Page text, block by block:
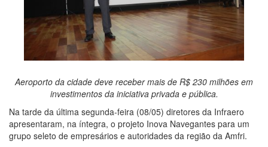
Aeroporto da cidade deve receber mais de R$ 230 milhões em
investimentos da iniciativa privada e pública.
Na tarde da última segunda-feira (08/05) diretores da Infraero
apresentaram, na íntegra, o projeto Inova Navegantes para um
grupo seleto de empresários e autoridades da região da Amfri.